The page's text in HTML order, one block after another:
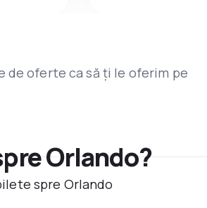
de oferte ca să ți le oferim pe
Orlando?
spre Orlando